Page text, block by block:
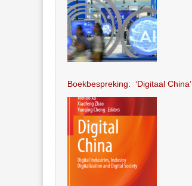
Boekbespreking: ‘Digitaal China’